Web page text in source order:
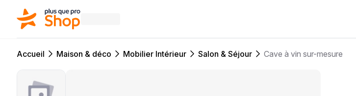
Accueil Maison & déco Mobilier Intérieur Salon & Séjour Cave à vin sur-mesure